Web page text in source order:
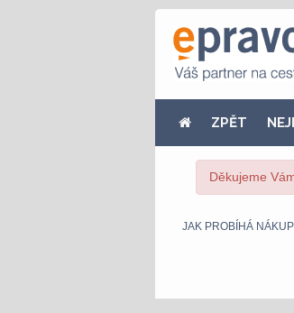
ZPĚT
Děkujeme
JAK PROBÍHÁ NÁKUP